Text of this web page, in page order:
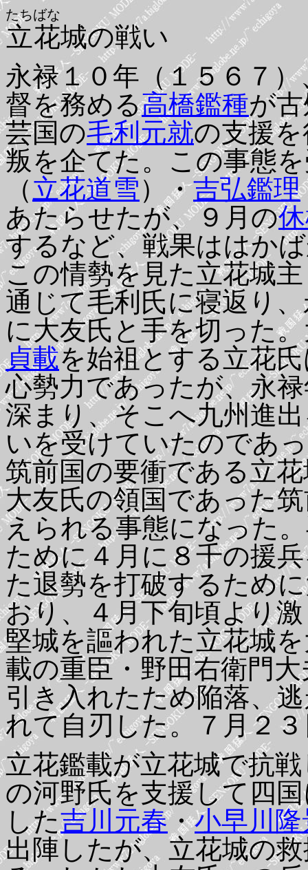
立花
たちばな
城の戦い
永禄１０年（１５６７
督を務める高橋鑑種が
芸国の毛利元就の支援
叛を企てた。この事態
（立花道雪）・吉弘鑑理
あたらせたが、９月の
するなど、戦果ははか
この情勢を見た立花城
通じて毛利氏に寝返り
に大友氏と手を切った
貞載を始祖とする立花
心勢力であったが、永
深まり、そこへ九州進
いを受けていたのであ
筑前国の要衝である立
大友氏の領国であった
えられる事態になった
ために４月に８千の援
た退勢を打破するため
おり、４月下旬頃より
堅城を謳われた立花城
載の重臣・野田右衛門
引き入れたため陥落、
れて自刃した。７月２
立花鑑載が立花城で抗
の河野氏を支援して四
した吉川元春・小早川隆
出陣したが、立花城の